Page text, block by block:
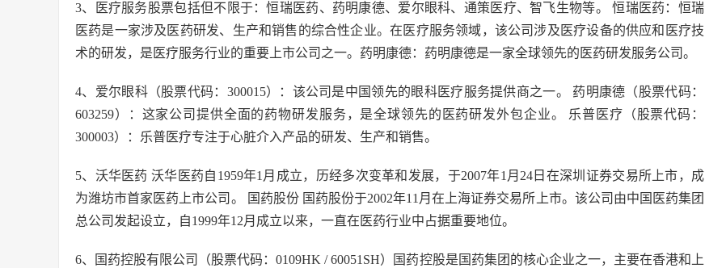
3、医疗服务股票包括但不限于：恒瑞医药、药明康德、爱尔眼科、通策医疗、智飞生物等。 恒瑞医药：恒瑞
医药是一家涉及医药研发、生产和销售的综合性企业。在医疗服务领域，该公司涉及医疗设备的供应和医疗技
术的研发，是医疗服务行业的重要上市公司之一。药明康德：药明康德是一家全球领先的医药研发服务公司。
4、爱尔眼科（股票代码：300015）：该公司是中国领先的眼科医疗服务提供商之一。 药明康德（股票代码：
603259）：这家公司提供全面的药物研发服务，是全球领先的医药研发外包企业。 乐普医疗（股票代码：
300003）：乐普医疗专注于心脏介入产品的研发、生产和销售。
5、沃华医药 沃华医药自1959年1月成立，历经多次变革和发展，于2007年1月24日在深圳证券交易所上市，成
为潍坊市首家医药上市公司。 国药股份 国药股份于2002年11月在上海证券交易所上市。该公司由中国医药集团
总公司发起设立，自1999年12月成立以来，一直在医药行业中占据重要地位。
6、国药控股有限公司（股票代码：0109HK / 60051SH）国药控股是国药集团的核心企业之一，主要在香港和上